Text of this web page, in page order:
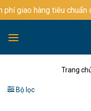
qua
dung
tiêu chuẩn cho các đơn
Trang
Bộ lọc